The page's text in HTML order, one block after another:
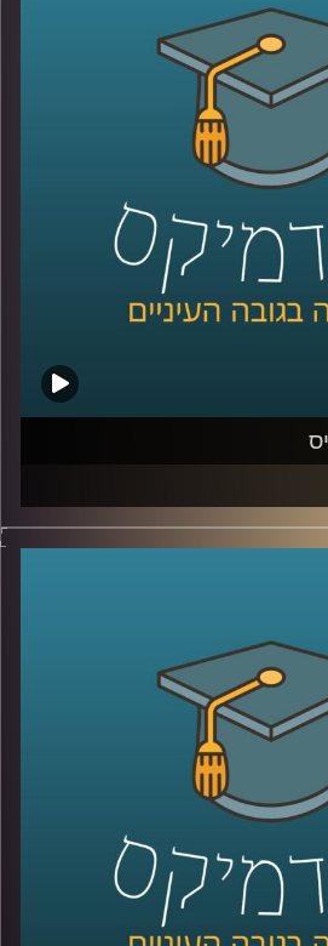
כמה המשטר מרגיש מאוים, ואיך כל
ולמה שאנחנו רואים בכותרות.
אלינו ד׳׳ר מאיר ג׳בדנפר, מומחה
איראן בבית הספר לאודר לממשל,
רייכמן
קשות כמו סרטן, אנחנו בדרך
ואולי גם כימותרפיה. אבל יש
הסוכרים, שרשראות זעירות
כמו סוג של “תעודת זהות”
משתנה, זה יכול להופיע בסרטן, אבל
אחרות, למשל אנדומטריוזיס, מחלה
לוקח שנים עד שמקבלים עליה
היא האם אפשר לקחת את השינויים
אותם לשפה חדשה של רפואה, גם
מדויק יותר.
לעולם הזה, עולם הגליקוביולוגיה
שינוי קטן על פני תא לכלי
יותר או לתקוף אותה